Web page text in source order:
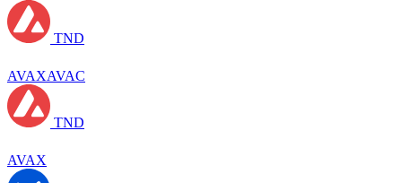
TND
AVAXAVAC
TND
AVAX